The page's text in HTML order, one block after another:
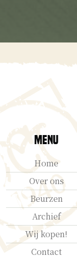
Menu
Home
Over ons
Beurzen
Archief
Wij kopen!
Contact